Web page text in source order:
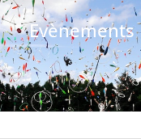
Evènements